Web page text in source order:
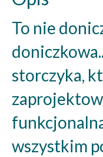
To nie
storczyka,
wszystkim